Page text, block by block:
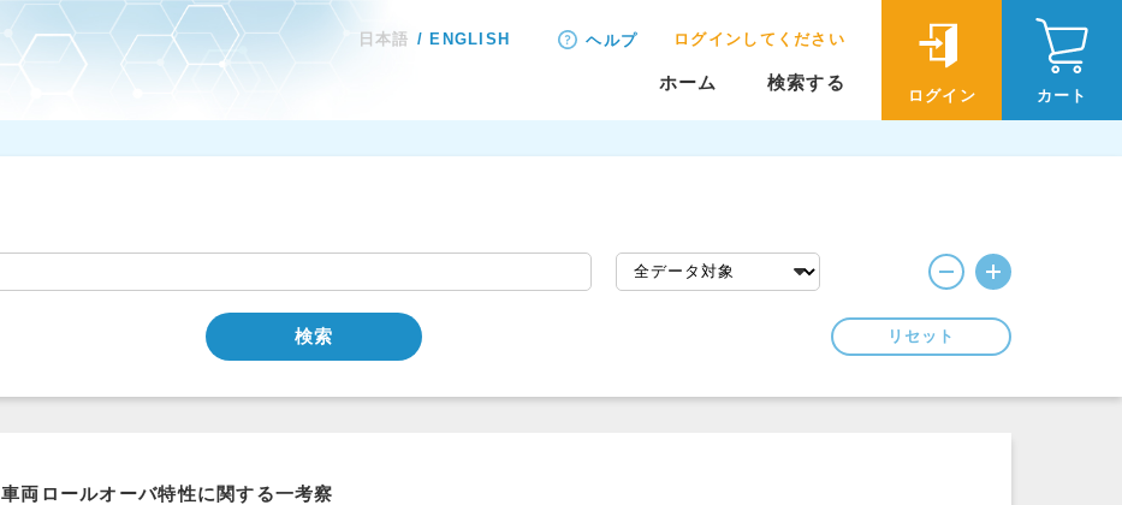
日本語 ENGLISH ヘルプ ログインしてください
ホーム 検索する
ログイン カート
検索 リセット
車両ロールオーバ特性に関する一考察